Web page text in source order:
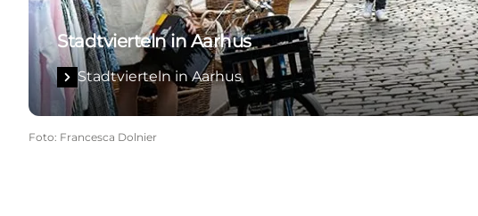
Stadtvierteln in Aarhus
Stadtvierteln in Aarhus
Foto: Francesca Dolnier